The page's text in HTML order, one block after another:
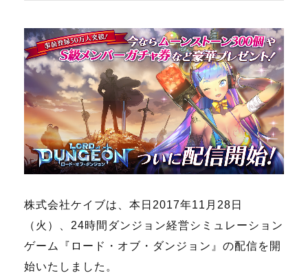
株式会社ケイブは、本日2017年11月28日
（火）、24時間ダンジョン経営シミュレーション
ゲーム『ロード・オブ・ダンジョン』の配信を開
始いたしました。